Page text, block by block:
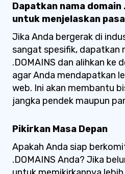
Dapatkan nama domain
untuk menjelaskan
Jika Anda bergerak di
sangat spesifik, dapatkan
.DOMAINS dan alihkan ke
agar Anda mendapatkan
web. Ini akan membantu
jangka pendek maupun
Pikirkan Masa Depan
Apakah Anda siap
.DOMAINS Anda? Jika